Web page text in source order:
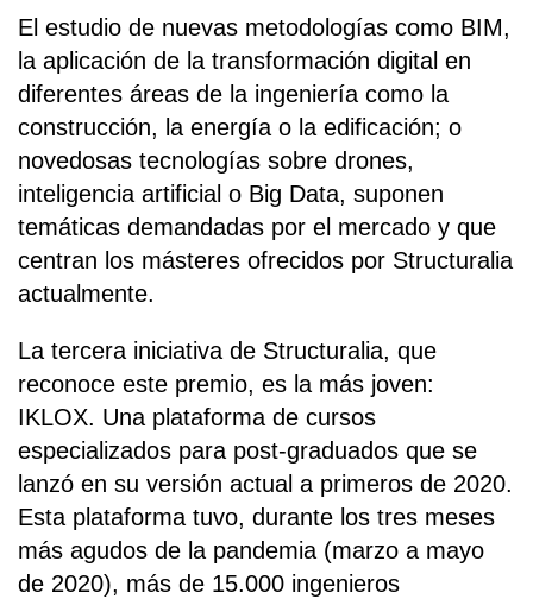
El estudio de nuevas metodologías como BIM,
la aplicación de la transformación digital en
diferentes áreas de la ingeniería como la
construcción, la energía o la edificación; o
novedosas tecnologías sobre drones,
inteligencia artificial o Big Data, suponen
temáticas demandadas por el mercado y que
centran los másteres ofrecidos por Structuralia
actualmente.
La tercera iniciativa de Structuralia, que
reconoce este premio, es la más joven:
IKLOX. Una plataforma de cursos
especializados para post-graduados que se
lanzó en su versión actual a primeros de 2020.
Esta plataforma tuvo, durante los tres meses
más agudos de la pandemia (marzo a mayo
de 2020), más de 15.000 ingenieros